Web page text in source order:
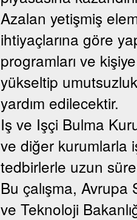
Azalan yetişmiş
ihtiyaçlarına göre
programları ve
yükseltip
yardım edilecektir.
Iş ve Işçi Bulma
ve diğer kurumlarla
tedbirlerle uzun
Bu çalışma, Avrupa
ve Teknoloji